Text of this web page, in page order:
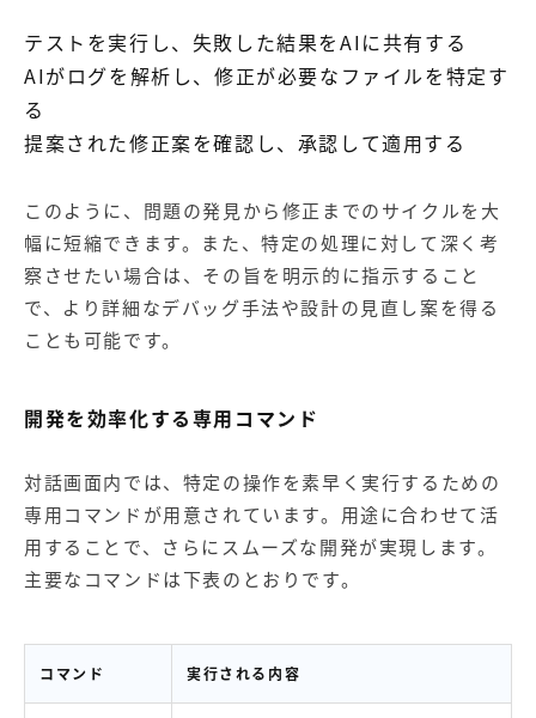
テストを実行し、失敗した結果をAIに共有する
AIがログを解析し、修正が必要なファイルを特定す
る
提案された修正案を確認し、承認して適用する
このように、問題の発見から修正までのサイクルを大
幅に短縮できます。また、特定の処理に対して深く考
察させたい場合は、その旨を明示的に指示すること
で、より詳細なデバッグ手法や設計の見直し案を得る
ことも可能です。
開発を効率化する専用コマンド
対話画面内では、特定の操作を素早く実行するための
専用コマンドが用意されています。用途に合わせて活
用することで、さらにスムーズな開発が実現します。
主要なコマンドは下表のとおりです。
コマンド 実行される内容